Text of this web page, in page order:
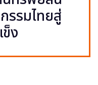
รมไทยสู่
ง